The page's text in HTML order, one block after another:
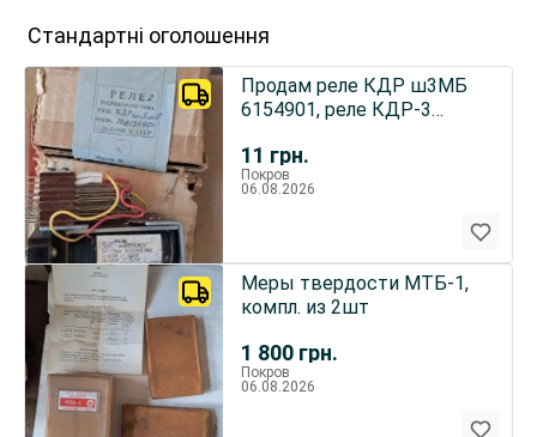
Стандартні оголошення
11 грн.
Продам реле КДР ш3МБ
6154901, реле КДР-3
Покров
06.08.2026
1 800 грн.
Меры твердости МТБ-1,
компл. из 2шт
Покров
06.08.2026